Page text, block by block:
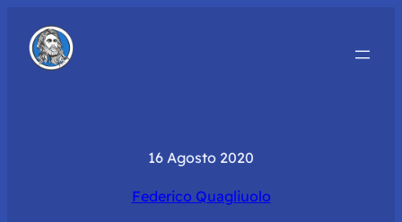
16 Agosto 2020
Federico Quagliuolo